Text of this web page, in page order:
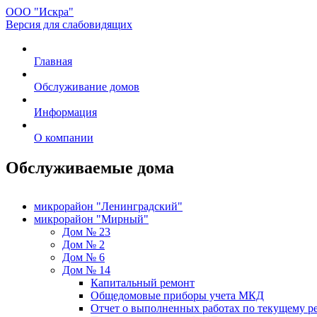
ООО "Искра"
Версия для слабовидящих
Главная
Обслуживание домов
Информация
О компании
Обслуживаемые дома
микрорайон "Ленинградский"
микрорайон "Мирный"
Дом № 23
Дом № 2
Дом № 6
Дом № 14
Капитальный ремонт
Общедомовые приборы учета МКД
Отчет о выполненных работах по текущему